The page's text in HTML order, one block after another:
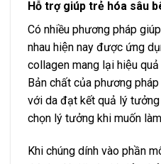
Hỗ trợ giúp trẻ hóa sâu
Có nhiều phương pháp
nhau hiện nay được ứng
collagen mang lại hiệu
Bản chất của phương
với da đạt kết quả lý
chọn lý tưởng khi muốn
Khi chúng dính vào phần